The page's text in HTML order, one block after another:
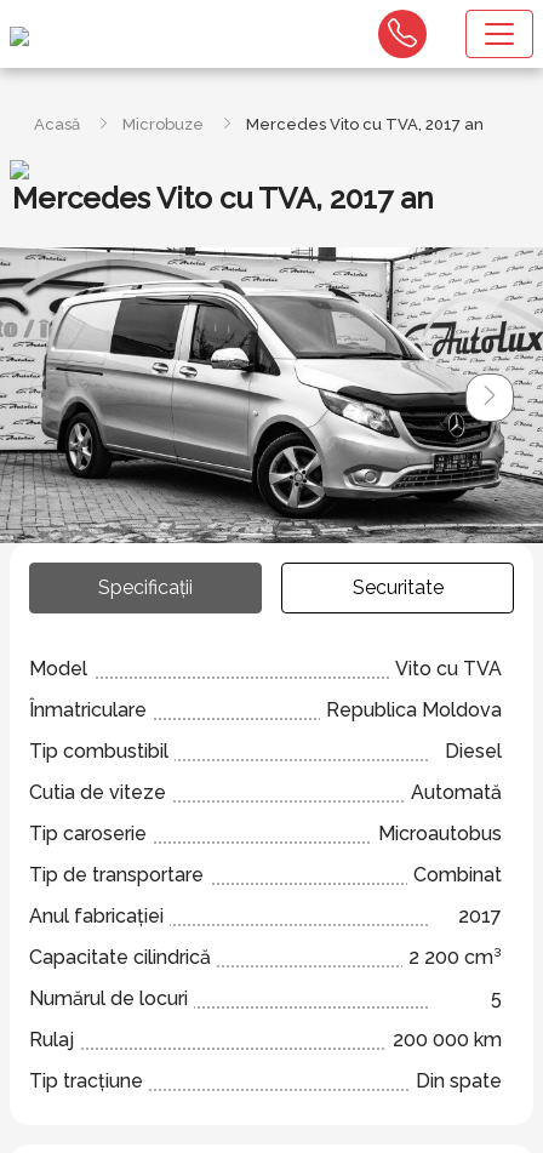
Acasă Microbuze Mercedes Vito cu TVA, 2017 an
Mercedes Vito cu TVA, 2017 an
Specificații Securitate
Model
Vito cu TVA
Înmatriculare
Republica Moldova
Tip combustibil
Diesel
Cutia de viteze
Automată
Tip caroserie
Microautobus
Tip de transportare
Combinat
Anul fabricației
2017
Capacitate cilindrică
2 200 cm³
Numărul de locuri
5
Rulaj
200 000 km
Tip tracțiune
Din spate